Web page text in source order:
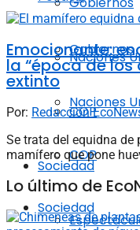
Naciones
COP
Sociedad
Gobiernos
Naciones
COP
Sociedad
Emocionante:
la “época de
extinto
Por: Redacción
Se trata del equidna de
mamífero que pone
Lo último de